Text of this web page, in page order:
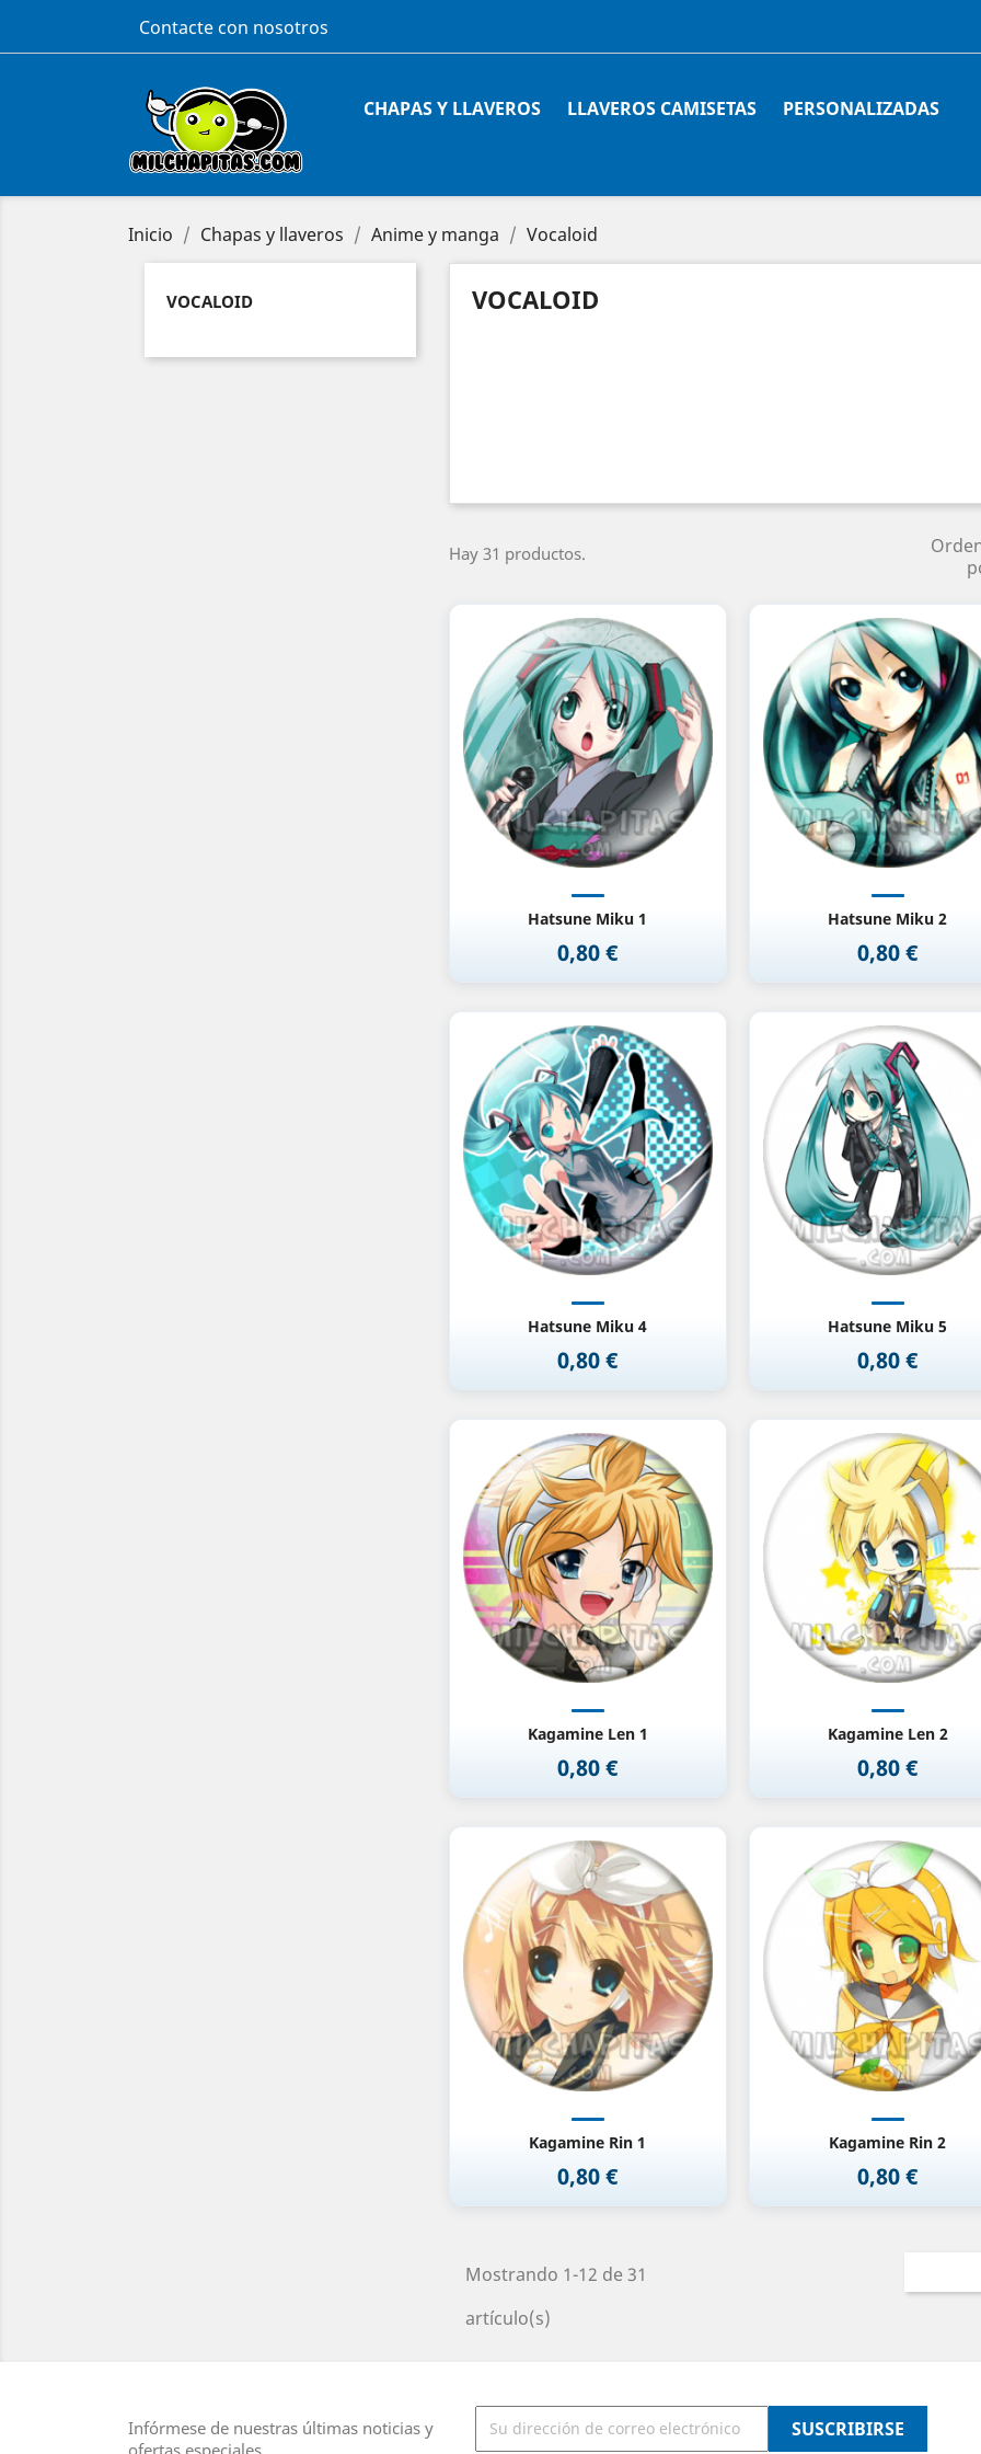
Contacte con nosotros
CHAPAS Y LLAVEROS LLAVEROS CAMISETAS PERSONALIZADAS
Inicio Chapas y llaveros Anime y manga Vocaloid
VOCALOID VOCALOID
Hay 31 productos.
Hatsune Miku 1
Precio
0,80 €
Vista rápida
Hatsune Miku 2
Precio
0,80 €
Vista rápida
Hatsune Miku 4
Precio
0,80 €
Vista rápida
Hatsune Miku 5
Precio
0,80 €
Vista rápida
Kagamine Len 1
Precio
0,80 €
Vista rápida
Kagamine Len 2
Precio
0,80 €
Vista rápida
Kagamine Rin 1
Precio
0,80 €
Vista rápida
Kagamine Rin 2
Precio
0,80 €
Vista rápida
Mostrando 1-12 de 31
artículo(s)
Infórmese de nuestras últimas noticias y
ofertas especiales